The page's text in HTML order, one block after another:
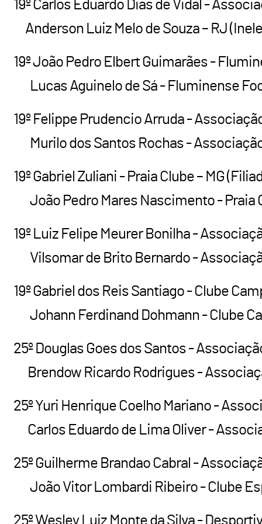
19º Carlos Eduardo Dias de Vidal -
Anderson Luiz Melo de Souza – RJ
19º João Pedro Elbert Guimarães -
Lucas Aguinelo de Sá - Fluminense
19º Felippe Prudencio Arruda -
Murilo dos Santos Rochas -
19º Gabriel Zuliani - Praia Clube – MG
João Pedro Mares Nascimento - Praia
19º Luiz Felipe Meurer Bonilha -
Vilsomar de Brito Bernardo -
19º Gabriel dos Reis Santiago - Clube
Johann Ferdinand Dohmann - Clube
25º Douglas Goes dos Santos -
Brendow Ricardo Rodrigues -
25º Yuri Henrique Coelho Mariano -
Carlos Eduardo de Lima Oliver -
25º Guilherme Brandao Cabral -
João Vitor Lombardi Ribeiro - Clube
25º Wesley Luiz Monte da Silva -